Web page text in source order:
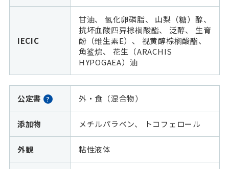
IECIC
甘油、 氢化卵磷脂、 山梨（糖）醇、
抗坏血酸四异棕榈酸酯、 泛醇、 生育
酚（维生素E）、 视黄醇棕榈酸酯、
角鲨烷、 花生（ARACHIS
HYPOGAEA）油
公定書 ? 外・食（混合物）
添加物 メチルパラベン、 トコフェロール
外観 粘性液体